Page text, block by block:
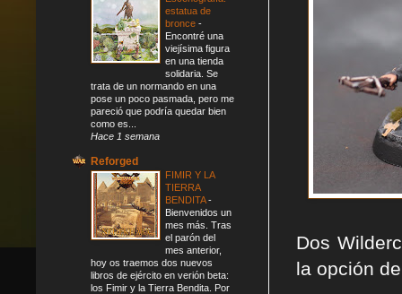
Dos
la opción
estatua de
bronce -
Encontré una
viejísima figura
en una tienda
solidaria. Se
trata de un normando en una
pose un poco pasmada, pero me
pareció que podría quedar bien
como es...
Hace 1 semana
Reforged
FIMIR Y LA
TIERRA
BENDITA-
Bienvenidos un
mes más. Tras
el parón del
mes anterior,
hoy os traemos dos nuevos
libros de ejército en verión beta:
los Fimir y la Tierra Bendita. Por